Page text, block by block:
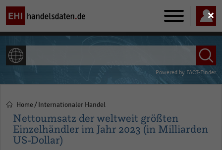
Main
navigation
Powered by FACT-Finder
Pfadnavigation
Home Internationaler Handel
Nettoumsatz der weltweit größten
Einzelhändler im Jahr 2023 (in Milliarden
US-Dollar)